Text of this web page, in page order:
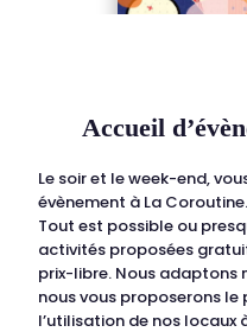
Accueil
Le soir et le week-end,
évènement à La
Tout est possible ou
activités proposées
prix-libre. Nous adaptons
nous vous proposerons
l’utilisation de nos locaux